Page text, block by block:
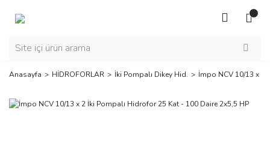
Anasayfa HİDROFORLAR İki Pompalı Dikey Hid. İmpo NCV 10/13 x 2